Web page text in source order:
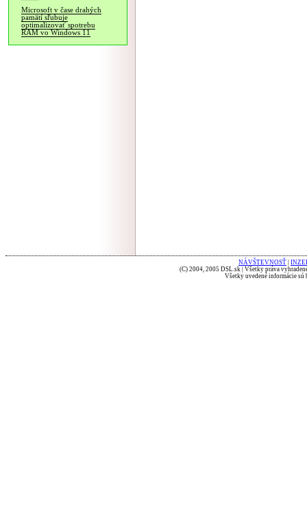
Microsoft v čase drahých
pamätí sľubuje
optimalizovať spotrebu
RAM vo Windows 11
NÁVŠTEVNOSŤ
(C) 2004, 2005 DSL.sk | Všetky práva
Všetky uvedené informácie sú